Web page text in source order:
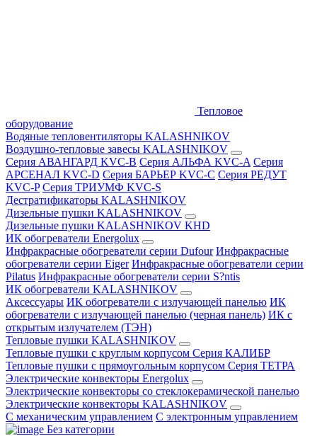
Тепловое
оборудование
Водяные тепловентиляторы KALASHNIKOV
Воздушно-тепловые завесы KALASHNIKOV
Серия АВАНГАРД KVC-B Серия АЛЬФА KVC-A Серия
АРСЕНАЛ KVC-D Серия БАРЬЕР KVC-C Серия РЕДУТ
KVC-P Серия ТРИУМФ KVC-S
Дестратификаторы KALASHNIKOV
Дизельные пушки KALASHNIKOV
Дизельные пушки KALASHNIKOV KHD
ИК обогреватели Energolux
Инфракрасные обогреватели серии Dufour Инфракрасные
обогреватели серии Eiger Инфракрасные обогреватели серии
Pilatus Инфракрасные обогреватели серии S?ntis
ИК обогреватели KALASHNIKOV
Аксессуары ИК обогреватели с излучающей панелью ИК
обогреватели с излучающей панелью (черная панель) ИК с
открытым излучателем (ТЭН)
Тепловые пушки KALASHNIKOV
Тепловые пушки с круглым корпусом Серия КАЛИБР
Тепловые пушки с прямоугольным корпусом Серия ТЕТРА
Электрические конвекторы Energolux
Электрические конвекторы со стеклокерамической панелью
Электрические конвекторы KALASHNIKOV
С механическим управлением С электронным управлением
Без категории